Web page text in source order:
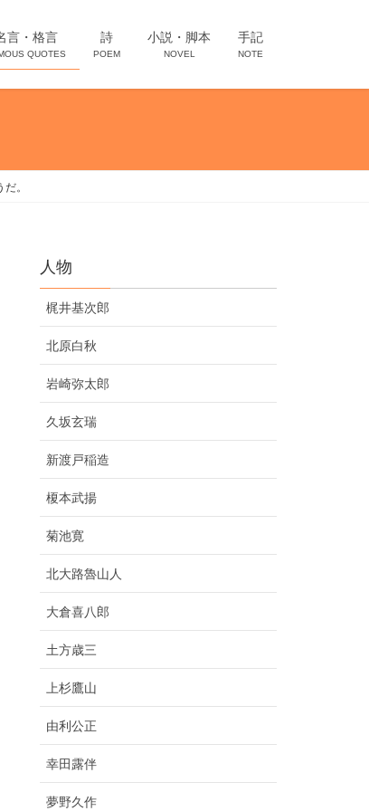
言・格言
QUOTES
詩
POEM
小説・脚本
NOVEL
手記
NOTE
。
人物
梶井基次郎
北原白秋
岩崎弥太郎
久坂玄瑞
新渡戸稲造
榎本武揚
菊池寛
北大路魯山人
大倉喜八郎
土方歳三
上杉鷹山
由利公正
幸田露伴
夢野久作